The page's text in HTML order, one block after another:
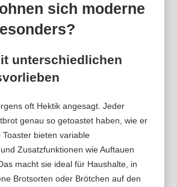
sich moderne
unterschiedlichen
oft Hektik angesagt. Jeder
genau so getoastet haben, wie er
bieten variable
Zusatzfunktionen wie Auftauen
macht sie ideal für Haushalte, in
Brotsorten oder Brötchen auf den